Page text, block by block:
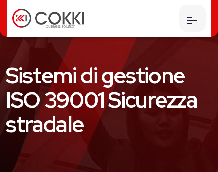
Sistemi di gestione
ISO 39001 Sicurezza
stradale